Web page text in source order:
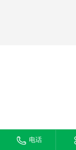
电话